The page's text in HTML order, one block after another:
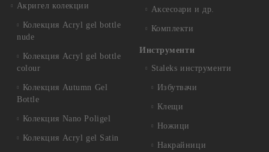
Акригел колекции
Колекция Acryl gel bottle
nude
Колекция Acryl gel bottle
colour
Колекция Autumn Gel
Bottle
Колекция Nano Poligel
Колекция Acryl gel Satin
Аксесоари и др.
Комплекти
Инструменти
Staleks инструменти
Избутвачи
Клещи
Ножици
Накрайници